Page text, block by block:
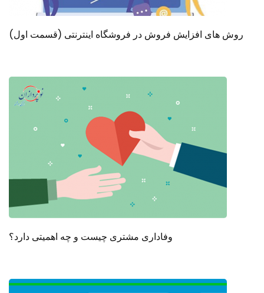
روش های افزایش فروش در فروشگاه اینترنتی (قسمت اول)
وفاداری مشتری چیست و چه اهمیتی دارد؟